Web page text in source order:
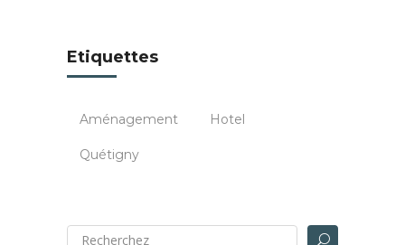
Etiquettes
Aménagement Hotel
Quétigny